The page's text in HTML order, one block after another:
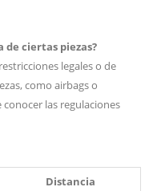
de ciertas piezas?
legales o de
como airbags o
las regulaciones
Distancia